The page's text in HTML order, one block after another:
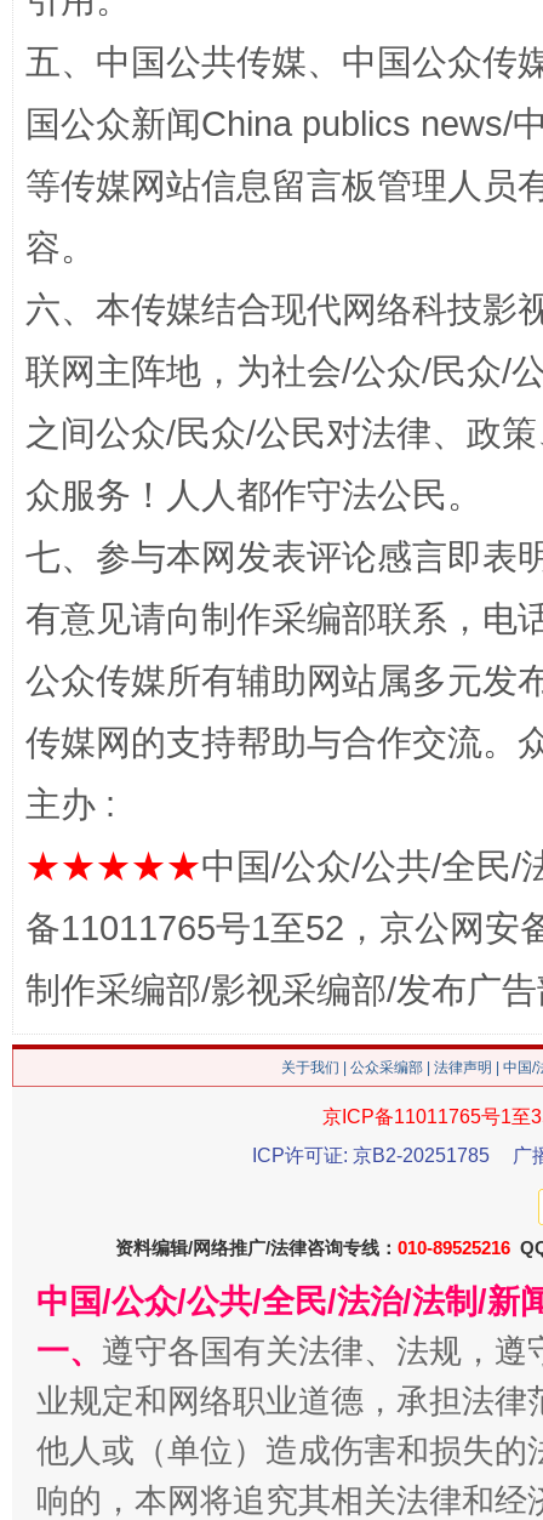
招工难、用工荒背后
网上购药对药下症？
今
习近平的博鳌关键词
魏明亮
五、中国公共传媒、中国公众传
国公众新闻China publics news/
等传媒网站信息留言板管理人员
容。
六、本传媒结合现代网络科技影
联网主阵地，为社会/公众/民众/
之间公众/民众/公民对法律、政
众服务！人人都作守法公民。
七、参与本网发表评论感言即表
有意见请向制作采编部联系，电
公众传媒所有辅助网站属多元发
传媒网的支持帮助与合作交流。
主办 :
★★★★★中国/公众/公共/全民/
备11011765号1至52，京公网安
制作采编部/影视采编部/发布广
关于我们 公众采编部 法律声明 | 中国
京ICP备11011765号1至
ICP许可证: 京B2-20251785
广
资料编辑/网络推广/法律咨询专线： 010-89525216
中国/公众/公共/全民/法治/法制/新
一、 遵守各国有关法律、法规，
业规定和网络职业道德，承担法
他人或（单位）造成伤害和损失
响的，本网将追究其相关法律和